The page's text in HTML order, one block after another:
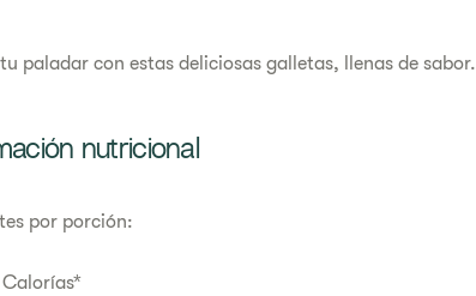
paladar con estas deliciosas galletas, llenas de sabor.
nutricional
por porción: